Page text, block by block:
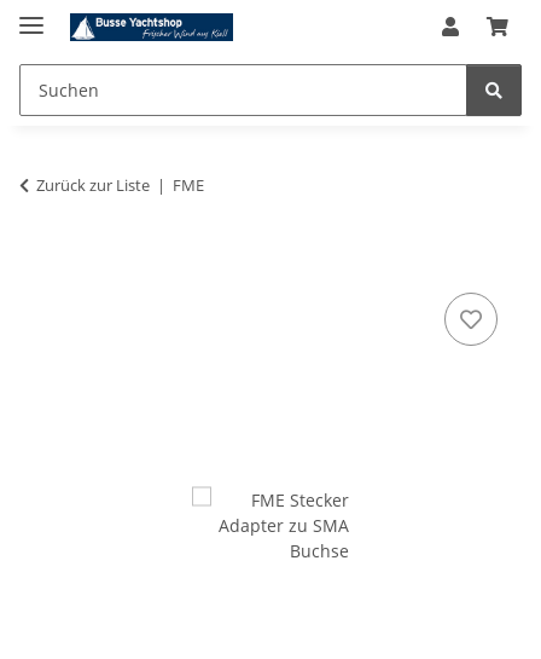
Zurück zur Liste FME